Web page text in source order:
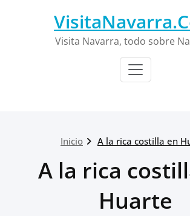
Visita Navarra, todo sobre
Inicio A la rica costilla en
A la rica
Huarte